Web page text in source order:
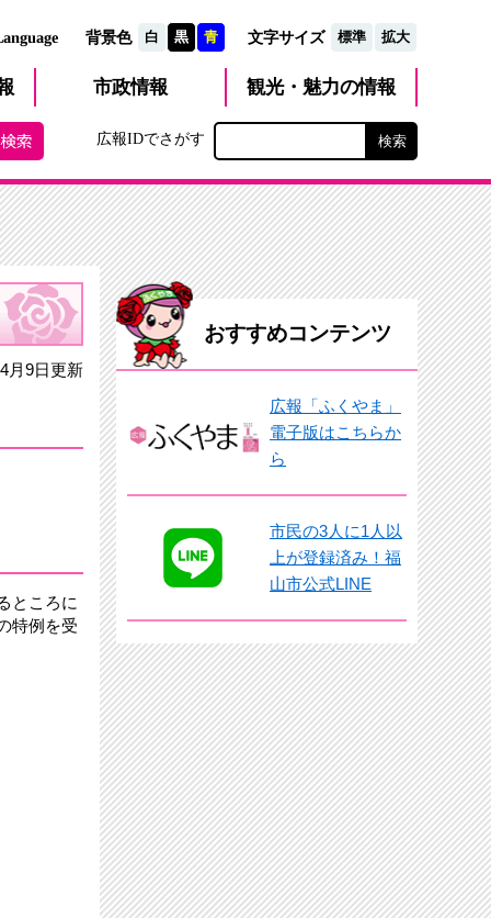
背景色 白 黒 青 文字サイズ 標準 拡大
市政情報 観光・魅力の情報
広報IDでさがす
9日更新
ところに
特例を受
おすすめコンテンツ
広報「ふくやま」
電子版はこちらか
ら
市民の3人に1人以
上が登録済み！福
山市公式LINE